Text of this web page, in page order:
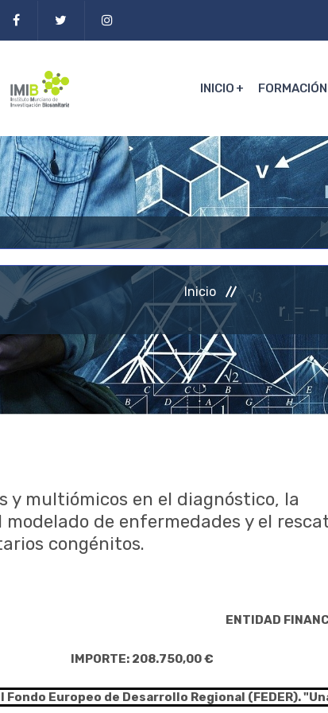
INICIO FORMACIÓN
Inicio
y multiómicos en el diagnóstico, la
de enfermedades y el
congénitos.
ENTIDAD
IMPORTE: 208.750,00 €
Europeo de Desarrollo Regional (FEDER).